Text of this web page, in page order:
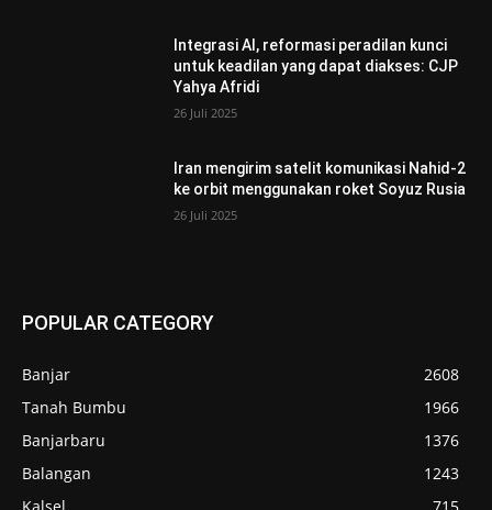
Integrasi AI, reformasi peradilan kunci
untuk keadilan yang dapat diakses: CJP
Yahya Afridi
26 Juli 2025
Iran mengirim satelit komunikasi Nahid-2
ke orbit menggunakan roket Soyuz Rusia
26 Juli 2025
POPULAR CATEGORY
Banjar
2608
Tanah Bumbu
1966
Banjarbaru
1376
Balangan
1243